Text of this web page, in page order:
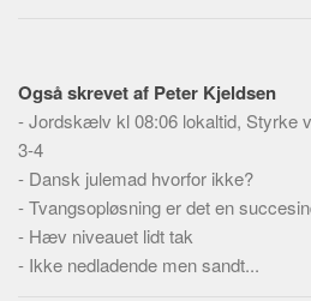
Skribenter
Personer
Steder
Kilder
Også skrevet af Peter Kjeldsen
-Jordskælv kl 08:06 lokaltid, Styrke
3-4
- Dansk julemad hvorfor ikke?
-Tvangsopløsning er det en
- Hæv niveauet lidt tak
- Ikke nedladende men sandt...